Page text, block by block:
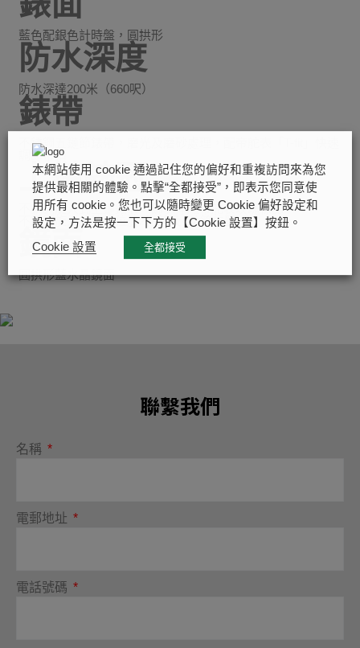
藍色配銀色計時盤，圓拱形
防水深度
防水深達200米（660呎）
錶帶
不銹鋼五鏈節錶帶，磨光及磨砂處理，配帝舵表「T-fit」快速
調節帶扣
上鏈錶冠
不銹鋼旋入式上鏈錶冠，飾以浮雕帝舵表玫瑰標誌
不銹鋼旋入式按鈕位於2點鐘及4點鐘位置
鏡面
圓拱形藍水晶鏡面
聯繫我們
名稱
電郵地址
電話號碼
本網站使用 cookie 通過記住您的偏好和重複訪問來為您
提供最相關的體驗。點擊“全都接受”，即表示您同意使
用所有 cookie。您也可以隨時變更 Cookie 偏好設定和
設定，方法是按一下下方的【Cookie 設置】按鈕。
Cookie 設置
全都接受